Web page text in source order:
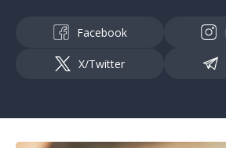
Facebook
X/Twitter